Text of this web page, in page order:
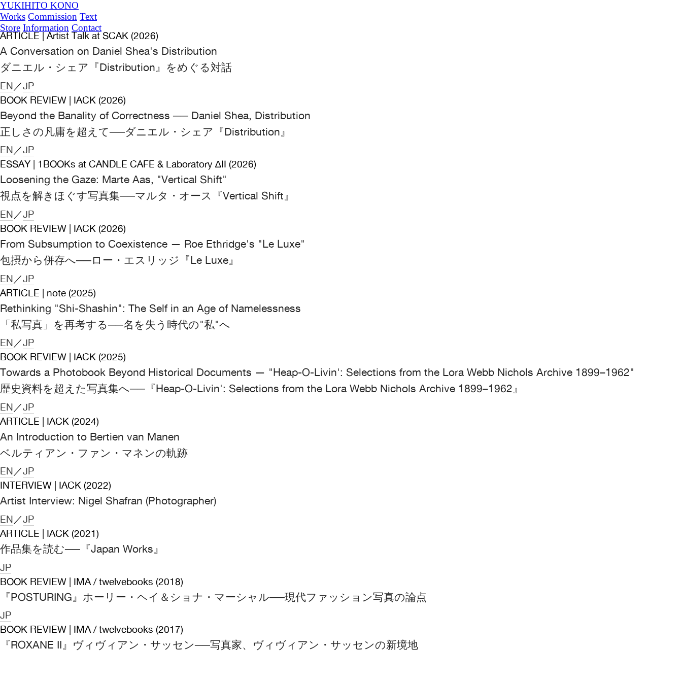
YUKIHITO KONO
Works Commission Text
Store Information Contact
ARTICLE | Artist Talk at SCAK (2026)
A Conversation on Daniel Shea's Distribution
ダニエル・シェア『Distribution』をめぐる対話
EN ／JP
BOOK REVIEW | IACK (2026)
Beyond the Banality of Correctness ── Daniel Shea, Distribution
正しさの凡庸を超えて──ダニエル・シェア『Distribution』
EN ／JP
ESSAY | 1BOOKs at CANDLE CAFE & Laboratory ∆II (2026)
Loosening the Gaze: Marte Aas, "Vertical Shift"
視点を解きほぐす写真集──マルタ・オース『Vertical Shift』
EN ／JP
BOOK REVIEW | IACK (2026)
From Subsumption to Coexistence — Roe Ethridge's "Le Luxe"
包摂から併存へ──ロー・エスリッジ『Le Luxe』
EN ／JP
ARTICLE | note (2025)
Rethinking "Shi-Shashin": The Self in an Age of Namelessness
「私写真」を再考する──名を失う時代の"私"へ
EN ／JP
BOOK REVIEW | IACK (2025)
Towards a Photobook Beyond Historical Documents — "Heap-O-Livin': Selections from the Lora Webb Nichols Archive 1899–1962"
歴史資料を超えた写真集へ──『Heap-O-Livin': Selections from the Lora Webb Nichols Archive 1899–1962』
EN ／JP
ARTICLE | IACK (2024)
An Introduction to Bertien van Manen
ベルティアン・ファン・マネンの軌跡
EN／JP
INTERVIEW | IACK (2022)
Artist Interview: Nigel Shafran (Photographer)
EN ／JP
ARTICLE | IACK (2021)
作品集を読む──『Japan Works』
JP
BOOK REVIEW | IMA / twelvebooks (2018)
『POSTURING』ホーリー・ヘイ＆ショナ・マーシャル──現代ファッション写真の論点
JP
BOOK REVIEW | IMA / twelvebooks (2017)
『ROXANE II』ヴィヴィアン・サッセン──写真家、ヴィヴィアン・サッセンの新境地